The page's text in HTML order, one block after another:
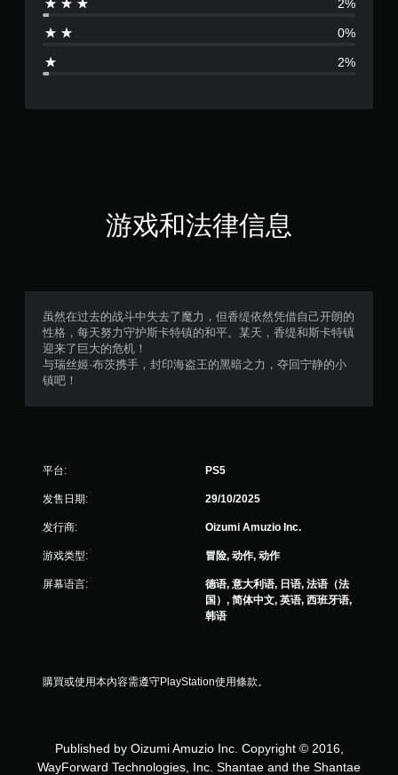
5
5
颗
，
个
评
2%
0%
2%
游戏和法律信息
虽然在过去的战斗中失去了魔力，但香缇依然凭借自己开朗的
性格，每天努力守护斯卡特镇的和平。某天，香缇和斯卡特镇
迎来了巨大的危机！
与瑞丝姬·布茨携手，封印海盗王的黑暗之力，夺回宁静的小
镇吧！
平台: PS5
发售日期: 29/10/2025
发行商: Oizumi Amuzio Inc.
游戏类型: 冒险, 动作, 动作
屏幕语言:
德语, 意大利语, 日语, 法语（法
国）, 简体中文, 英语, 西班牙语,
韩语
購買或使用本內容需遵守PlayStation使用條款。
Published by Oizumi Amuzio Inc. Copyright © 2016,
WayForward Technologies, Inc. Shantae and the Shantae